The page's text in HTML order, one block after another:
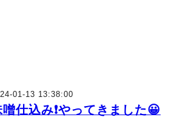
01-13 13:38:00
噌仕込み❗やってきました😀